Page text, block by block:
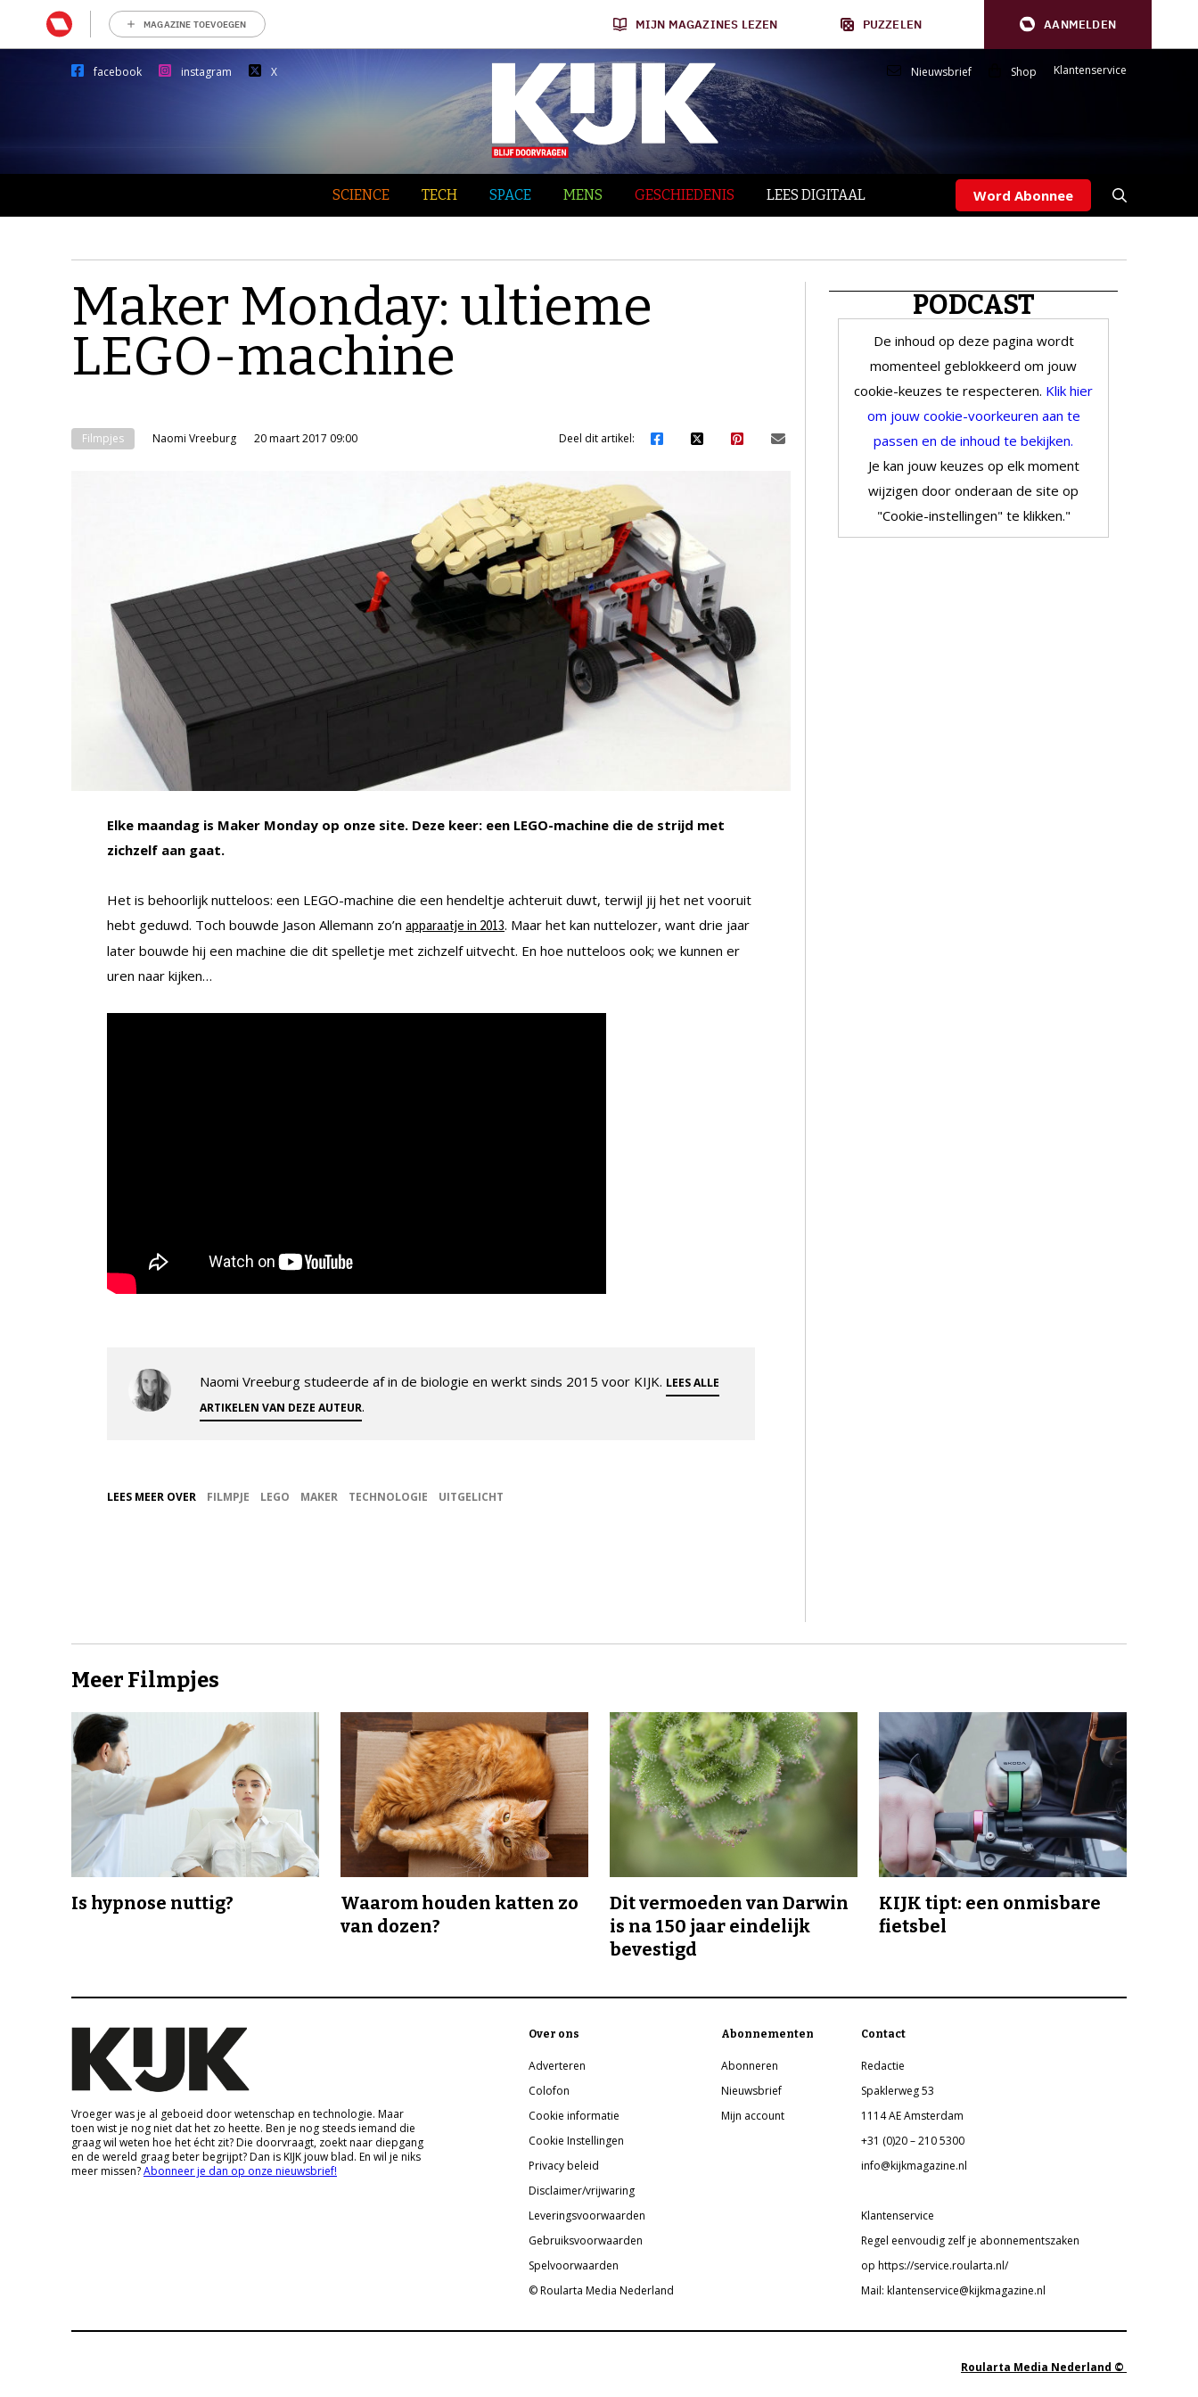
MAGAZINE TOEVOEGEN MIJN MAGAZINES LEZEN PUZZELEN AANMELDEN
facebook instagram X Nieuwsbrief Shop Klantenservice
SCIENCE TECH SPACE MENS GESCHIEDENIS LEES DIGITAAL Word Abonnee
Maker Monday: ultieme
LEGO-machine
Filmpjes Naomi Vreeburg 20 maart 2017 09:00 Deel dit artikel:
Elke maandag is Maker Monday op onze site. Deze keer: een LEGO-machine die de strijd met
zichzelf aan gaat.
Het is behoorlijk nutteloos: een LEGO-machine die een hendeltje achteruit duwt, terwijl jij het net vooruit
hebt geduwd. Toch bouwde Jason Allemann zo’n apparaatje in 2013. Maar het kan nuttelozer, want drie jaar
later bouwde hij een machine die dit spelletje met zichzelf uitvecht. En hoe nutteloos ook; we kunnen er
uren naar kijken…
Naomi Vreeburg studeerde af in de biologie en werkt sinds 2015 voor KIJK. LEES ALLE
ARTIKELEN VAN DEZE AUTEUR.
LEES MEER OVER FILMPJE LEGO MAKER TECHNOLOGIE UITGELICHT
PODCAST
De inhoud op deze pagina wordt
momenteel geblokkeerd om jouw
cookie-keuzes te respecteren. Klik hier
om jouw cookie-voorkeuren aan te
passen en de inhoud te bekijken.
Je kan jouw keuzes op elk moment
wijzigen door onderaan de site op
"Cookie-instellingen" te klikken."
Meer Filmpjes
Is hypnose nuttig?
Waarom houden katten zo
van dozen?
Dit vermoeden van Darwin
is na 150 jaar eindelijk
bevestigd
KIJK tipt: een onmisbare
fietsbel
Vroeger was je al geboeid door wetenschap en technologie. Maar
toen wist je nog niet dat het zo heette. Ben je nog steeds iemand die
graag wil weten hoe het écht zit? Die doorvraagt, zoekt naar diepgang
en de wereld graag beter begrijpt? Dan is KIJK jouw blad. En wil je niks
meer missen?Abonneer je dan op onze nieuwsbrief!
Over ons
Adverteren
Colofon
Cookie informatie
Cookie Instellingen
Privacy beleid
Disclaimer/vrijwaring
Leveringsvoorwaarden
Gebruiksvoorwaarden
Spelvoorwaarden
© Roularta Media Nederland
Abonnementen
Abonneren
Nieuwsbrief
Mijn account
Contact
Redactie
Spaklerweg 53
1114 AE Amsterdam
+31 (0)20 – 210 5300
info@kijkmagazine.nl
Klantenservice
Regel eenvoudig zelf je abonnementszaken
op https://service.roularta.nl/
Mail: klantenservice@kijkmagazine.nl
Roularta Media Nederland ©